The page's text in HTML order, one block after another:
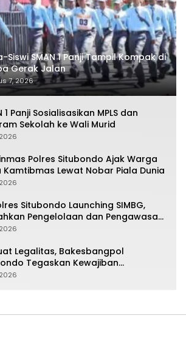
Siswi SMAN 1 Panji Tampil Kompak di
Gerak Jalan
7, 2026
1 Panji Sosialisasikan MPLS dan
Sekolah ke Wali Murid
Polres Situbondo Ajak Warga
Kamtibmas Lewat Nobar Piala Dunia
Situbondo Launching SIMBG,
Pengelolaan dan Pengawasan
Makan Bergizi Gratis
Legalitas, Bakesbangpol
Tegaskan Kewajiban
SKP bagi Ormas dan LSM